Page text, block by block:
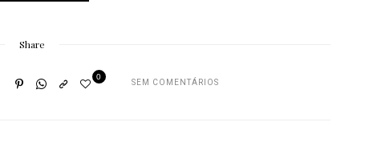
Share
0
SEM COMENTÁRIOS